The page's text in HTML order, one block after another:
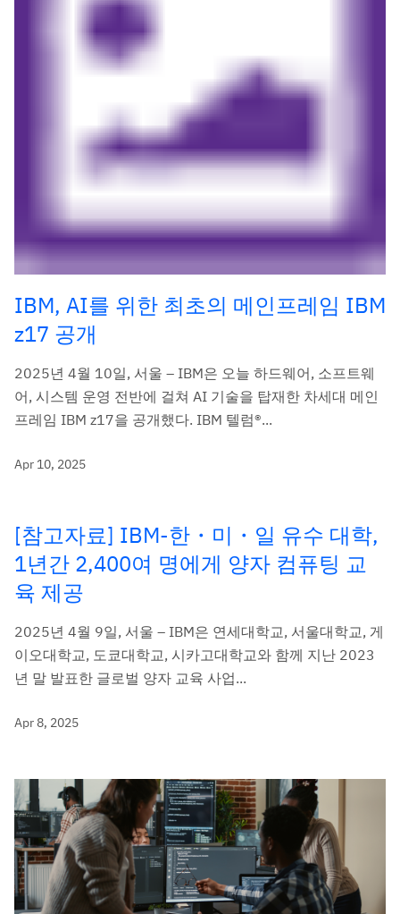
IBM, AI를 위한 최초의 메인프레임 IBM
z17 공개
2025년 4월 10일, 서울 – IBM은 오늘 하드웨어, 소프트웨
어, 시스템 운영 전반에 걸쳐 AI 기술을 탑재한 차세대 메인
프레임 IBM z17을 공개했다. IBM 텔럼®...
Apr 10, 2025
[참고자료] IBM-한・미・일 유수 대학,
1년간 2,400여 명에게 양자 컴퓨팅 교
육 제공
2025년 4월 9일, 서울 – IBM은 연세대학교, 서울대학교, 게
이오대학교, 도쿄대학교, 시카고대학교와 함께 지난 2023
년 말 발표한 글로벌 양자 교육 사업...
Apr 8, 2025